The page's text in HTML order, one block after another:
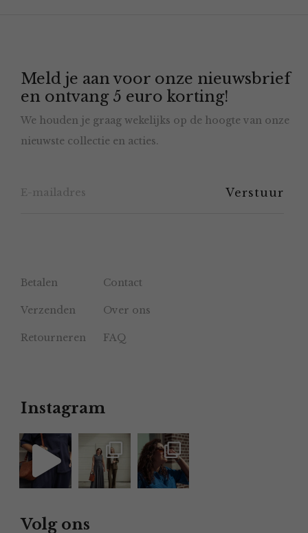
Meld je aan voor onze nieuwsbrief
en ontvang 5 euro korting!
We houden je graag wekelijks op de hoogte van onze
nieuwste collectie en acties.
Betalen Contact
Verzenden Over ons
Retourneren FAQ
Instagram
Volg ons